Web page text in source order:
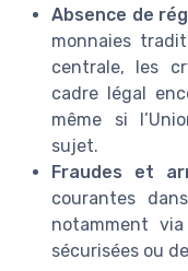
Absence de
monnaies
centrale, les
cadre légal
même si
sujet.
Fraudes et
courantes
notamment
sécurisées ou